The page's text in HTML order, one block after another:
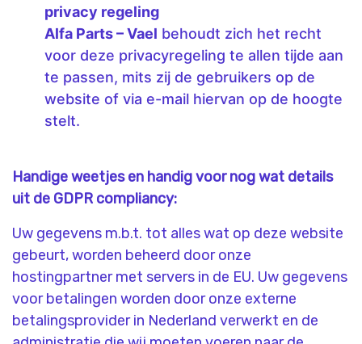
privacy regeling
Alfa Parts – Vael behoudt zich het recht
voor deze privacyregeling te allen tijde aan
te passen, mits zij de gebruikers op de
website of via e-mail hiervan op de hoogte
stelt.
Handige weetjes en handig voor nog wat details
uit de GDPR compliancy:
Uw gegevens m.b.t. tot alles wat op deze website
gebeurt, worden beheerd door onze
hostingpartner met servers in de EU. Uw gegevens
voor betalingen worden door onze externe
betalingsprovider in Nederland verwerkt en de